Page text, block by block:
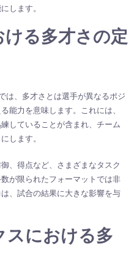
します。
る多才さの定
は、多才さとは選手が異なるポジ
能力を意味します。これには、
していることが含まれ、チーム
します。
、得点など、さまざまなタスク
が限られたフォーマットでは非
、試合の結果に大きな影響を与
スにおける多